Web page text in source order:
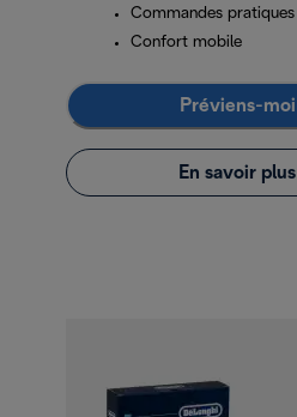
Commandes pratiques
Confort mobile
Préviens-moi
En savoir plus